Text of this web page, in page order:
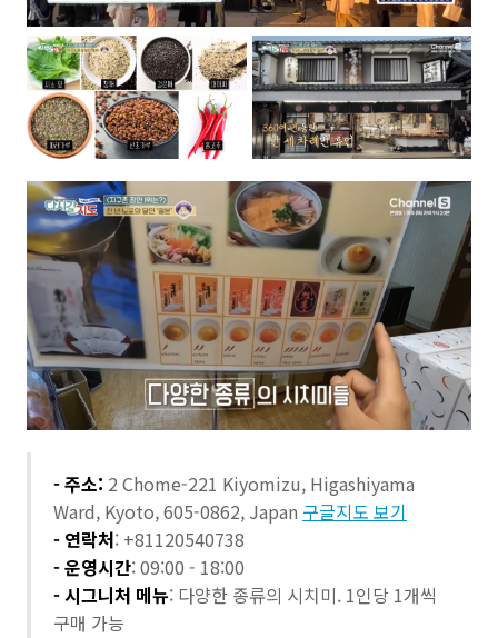
- 주소: 2 Chome-221 Kiyomizu, Higashiyama
Ward, Kyoto, 605-0862, Japan 구글지도 보기
- 연락처: +81120540738
- 운영시간: 09:00 - 18:00
- 시그니처 메뉴: 다양한 종류의 시치미. 1인당 1개씩
구매 가능